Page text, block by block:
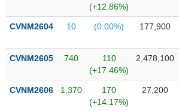
mới
yết
bổ
Hủy
(+12.86%)
CVNM2604 10 (0.00%) 177,900
CVNM2605 740
110
(+17.46%)
2,478,100
CVNM2606 1,370
170
(+14.17%)
27,200
PHÁI
TRÁI
PHIẾU